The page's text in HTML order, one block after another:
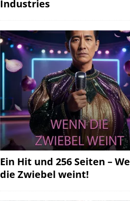
Industries
Ein Hit und 256 Seiten –
die Zwiebel weint!